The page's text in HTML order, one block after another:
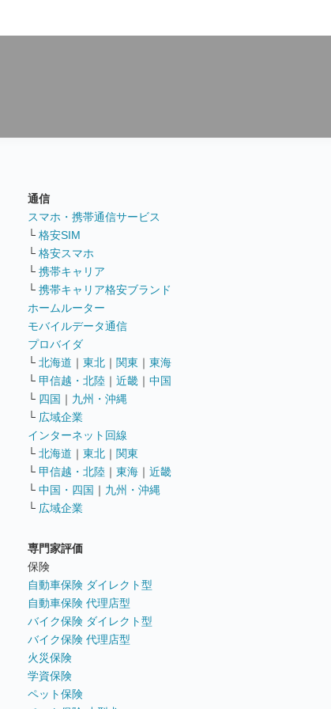
通信
スマホ・携帯通信サービス
└ 格安SIM
└ 格安スマホ
└ 携帯キャリア
└ 携帯キャリア格安ブランド
ホームルーター
モバイルデータ通信
プロバイダ
└ 北海道 ｜ 東北 ｜ 関東 ｜ 東海
└ 甲信越・北陸 ｜ 近畿 ｜ 中国
└ 四国 ｜ 九州・沖縄
└ 広域企業
インターネット回線
└ 北海道 ｜ 東北 ｜ 関東
└ 甲信越・北陸 ｜ 東海 ｜ 近畿
└ 中国・四国 ｜ 九州・沖縄
└ 広域企業
専門家評価
保険
自動車保険 ダイレクト型
自動車保険 代理店型
バイク保険 ダイレクト型
バイク保険 代理店型
火災保険
学資保険
ペット保険